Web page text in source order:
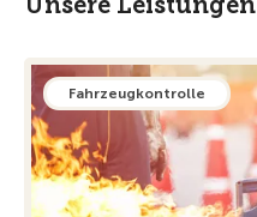
Fahrzeugkontrolle